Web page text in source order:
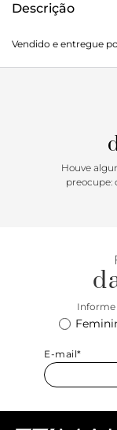
Descrição
bico quadrado.
dedos, unidas por
do calcanhar
Vendido e entregue
Houve
preocupe:
Informe
E-mail*